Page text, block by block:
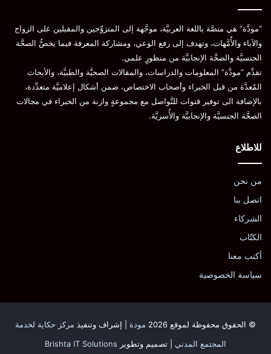
“مودَّة” هي منصَّة باللغة العربيَّة، موجَّهة إلى المتزوِّجين والمقبلين على الزواج
والآباء والأُمَّهات، وتهدف إلى رفع الوعي، ومشاركة المعرفة فيما يخصُّ الصحَّة
الجنسيَّة والصحَّة الإنجابيَّة من منظورٍ علمي.
تقدِّم “مودَّة” المعلومات والدراسات، والمقالات الصحيَّة والطبيَّة، والأبحاث
المُعدَّة من قبل الخبراء وأصحاب الاختصاص، ضمن أشكال إعلاميَّة متعدِّدة،
بالإضافة الى توفير قنوات للتَّواصل مع مجموعةٍ وازنة من الخبراء في مجالات
الصحَّة الجنسيَّة والإنجابيَّة والأُسريَّة.
للاطلاع
من نحن
اتصل بنا
الشركاء
الكتّاب
أكتب معنا
سياسة الخصوصية
© الحقوق محفوظة لموقع 2026 مودة | إشراف وتنفيذ مركز حكاية لخدمة
المجتمع المدني | تصميم وتطوير Brishta IT Solutions